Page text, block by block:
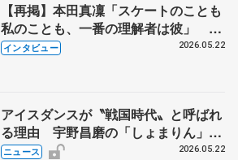
【再掲】本田真凜「スケートのことも
私のことも、一番の理解者は彼」 引
退時の単独インタビューで語った競技
インタビュー 2026.05.22
アイスダンスが〝戦国時代〟と呼ばれ
る理由 宇野昌磨の「しょまりん」ら
実力者が相次いで参戦 国内の競争激
ニュース 2026.05.22